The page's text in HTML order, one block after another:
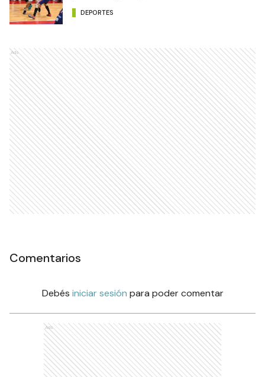
DEPORTES
Ads
Comentarios
Debés iniciar sesión para poder comentar
Ads